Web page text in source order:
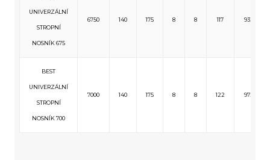
UNIVERZÁLNÍ
STROPNÍ
NOSNÍK 675
6750 140 175 8 8 117 932
BEST
UNIVERZÁLNÍ
STROPNÍ
NOSNÍK 700
7000 140 175 8 8 122 972